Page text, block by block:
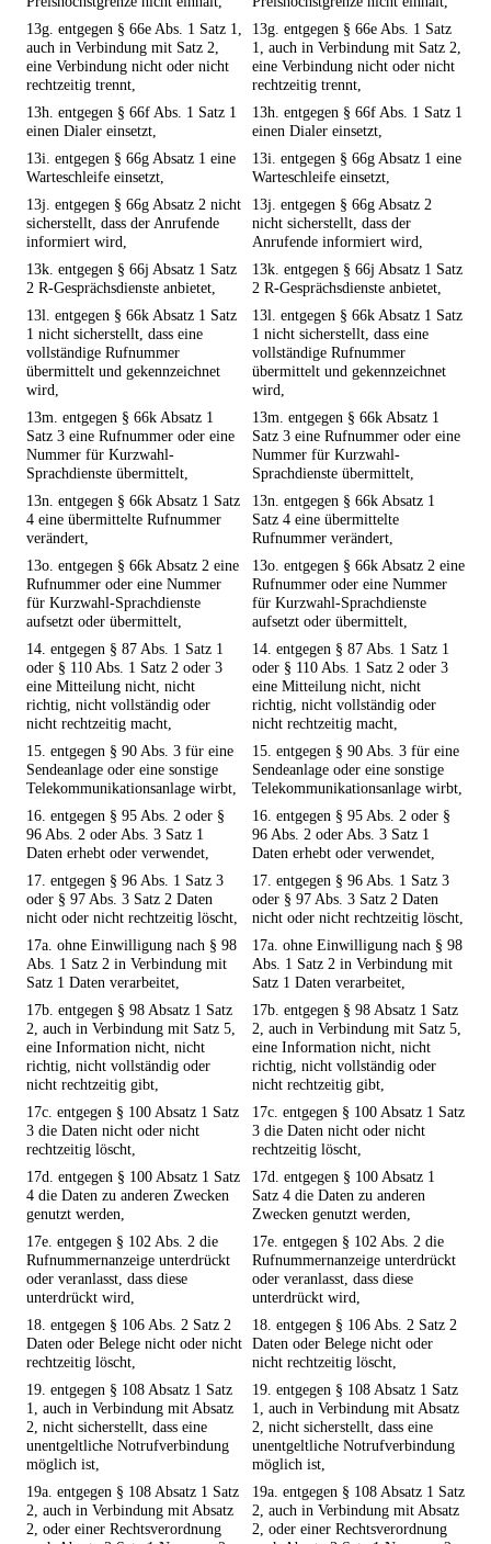
13g. entgegen § 66e Abs. 1 Satz 1,
auch in Verbindung mit Satz 2,
eine Verbindung nicht oder nicht
rechtzeitig trennt,
13g. entgegen § 66e Abs. 1 Satz
1, auch in Verbindung mit Satz 2,
eine Verbindung nicht oder nicht
rechtzeitig trennt,
13h. entgegen § 66f Abs. 1 Satz 1
einen Dialer einsetzt,
13h. entgegen § 66f Abs. 1 Satz 1
einen Dialer einsetzt,
13i. entgegen § 66g Absatz 1 eine
Warteschleife einsetzt,
13i. entgegen § 66g Absatz 1 eine
Warteschleife einsetzt,
13j. entgegen § 66g Absatz 2 nicht
sicherstellt, dass der Anrufende
informiert wird,
13j. entgegen § 66g Absatz 2
nicht sicherstellt, dass der
Anrufende informiert wird,
13k. entgegen § 66j Absatz 1 Satz
2 R-Gesprächsdienste anbietet,
13k. entgegen § 66j Absatz 1 Satz
2 R-Gesprächsdienste anbietet,
13l. entgegen § 66k Absatz 1 Satz
1 nicht sicherstellt, dass eine
vollständige Rufnummer
übermittelt und gekennzeichnet
wird,
13l. entgegen § 66k Absatz 1 Satz
1 nicht sicherstellt, dass eine
vollständige Rufnummer
übermittelt und gekennzeichnet
wird,
13m. entgegen § 66k Absatz 1
Satz 3 eine Rufnummer oder eine
Nummer für Kurzwahl-
Sprachdienste übermittelt,
13m. entgegen § 66k Absatz 1
Satz 3 eine Rufnummer oder eine
Nummer für Kurzwahl-
Sprachdienste übermittelt,
13n. entgegen § 66k Absatz 1 Satz
4 eine übermittelte Rufnummer
verändert,
13n. entgegen § 66k Absatz 1
Satz 4 eine übermittelte
Rufnummer verändert,
13o. entgegen § 66k Absatz 2 eine
Rufnummer oder eine Nummer
für Kurzwahl-Sprachdienste
aufsetzt oder übermittelt,
13o. entgegen § 66k Absatz 2 eine
Rufnummer oder eine Nummer
für Kurzwahl-Sprachdienste
aufsetzt oder übermittelt,
14. entgegen § 87 Abs. 1 Satz 1
oder § 110 Abs. 1 Satz 2 oder 3
eine Mitteilung nicht, nicht
richtig, nicht vollständig oder
nicht rechtzeitig macht,
14. entgegen § 87 Abs. 1 Satz 1
oder § 110 Abs. 1 Satz 2 oder 3
eine Mitteilung nicht, nicht
richtig, nicht vollständig oder
nicht rechtzeitig macht,
15. entgegen § 90 Abs. 3 für eine
Sendeanlage oder eine sonstige
Telekommunikationsanlage wirbt,
15. entgegen § 90 Abs. 3 für eine
Sendeanlage oder eine sonstige
Telekommunikationsanlage wirbt,
16. entgegen § 95 Abs. 2 oder §
96 Abs. 2 oder Abs. 3 Satz 1
Daten erhebt oder verwendet,
16. entgegen § 95 Abs. 2 oder §
96 Abs. 2 oder Abs. 3 Satz 1
Daten erhebt oder verwendet,
17. entgegen § 96 Abs. 1 Satz 3
oder § 97 Abs. 3 Satz 2 Daten
nicht oder nicht rechtzeitig löscht,
17. entgegen § 96 Abs. 1 Satz 3
oder § 97 Abs. 3 Satz 2 Daten
nicht oder nicht rechtzeitig löscht,
17a. ohne Einwilligung nach § 98
Abs. 1 Satz 2 in Verbindung mit
Satz 1 Daten verarbeitet,
17a. ohne Einwilligung nach § 98
Abs. 1 Satz 2 in Verbindung mit
Satz 1 Daten verarbeitet,
17b. entgegen § 98 Absatz 1 Satz
2, auch in Verbindung mit Satz 5,
eine Information nicht, nicht
richtig, nicht vollständig oder
nicht rechtzeitig gibt,
17b. entgegen § 98 Absatz 1 Satz
2, auch in Verbindung mit Satz 5,
eine Information nicht, nicht
richtig, nicht vollständig oder
nicht rechtzeitig gibt,
17c. entgegen § 100 Absatz 1 Satz
3 die Daten nicht oder nicht
rechtzeitig löscht,
17c. entgegen § 100 Absatz 1 Satz
3 die Daten nicht oder nicht
rechtzeitig löscht,
17d. entgegen § 100 Absatz 1 Satz
4 die Daten zu anderen Zwecken
genutzt werden,
17d. entgegen § 100 Absatz 1
Satz 4 die Daten zu anderen
Zwecken genutzt werden,
17e. entgegen § 102 Abs. 2 die
Rufnummernanzeige unterdrückt
oder veranlasst, dass diese
unterdrückt wird,
17e. entgegen § 102 Abs. 2 die
Rufnummernanzeige unterdrückt
oder veranlasst, dass diese
unterdrückt wird,
18. entgegen § 106 Abs. 2 Satz 2
Daten oder Belege nicht oder nicht
rechtzeitig löscht,
18. entgegen § 106 Abs. 2 Satz 2
Daten oder Belege nicht oder
nicht rechtzeitig löscht,
19. entgegen § 108 Absatz 1 Satz
1, auch in Verbindung mit Absatz
2, nicht sicherstellt, dass eine
unentgeltliche Notrufverbindung
möglich ist,
19. entgegen § 108 Absatz 1 Satz
1, auch in Verbindung mit Absatz
2, nicht sicherstellt, dass eine
unentgeltliche Notrufverbindung
möglich ist,
19a. entgegen § 108 Absatz 1 Satz
2, auch in Verbindung mit Absatz
2, oder einer Rechtsverordnung
19a. entgegen § 108 Absatz 1 Satz
2, auch in Verbindung mit Absatz
2, oder einer Rechtsverordnung